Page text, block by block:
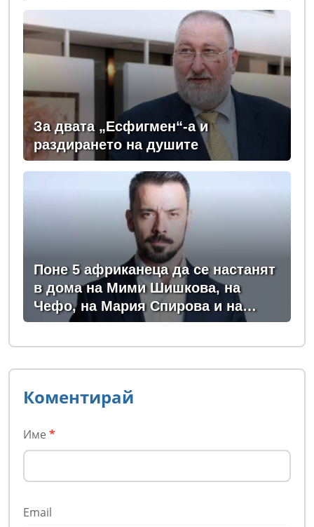
За двата „Есфигмен“-а и
раздирането на душите
Поне 5 африканеца да се настанят
в дома на Мими Шишкова, на
Чефо, на Мария Спирова и на
Христо Комарницки
Коментирай
Име *
Email